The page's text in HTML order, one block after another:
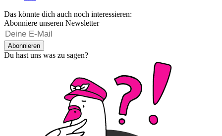
Das könnte dich auch noch interessieren:
Abonniere unseren Newsletter
Abonnieren
Du hast uns was zu sagen?